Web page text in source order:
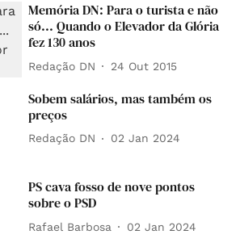
Memória DN: Para o turista e não
só... Quando o Elevador da Glória
fez 130 anos
Redação DN 24 Out 2015
Sobem salários, mas também os
preços
Redação DN 02 Jan 2024
PS cava fosso de nove pontos
sobre o PSD
Rafael Barbosa 02 Jan 2024